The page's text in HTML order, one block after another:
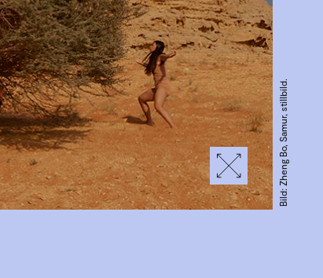
Bild: Zheng Bo, Samur, stillbild.